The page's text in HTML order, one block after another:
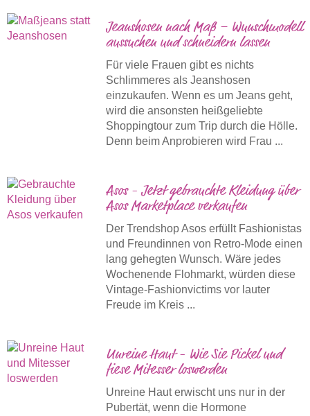
Jeanshosen nach Maß – Wunschmodell
aussuchen und schneidern lassen
Für viele Frauen gibt es nichts
Schlimmeres als Jeanshosen
einzukaufen. Wenn es um Jeans geht,
wird die ansonsten heißgeliebte
Shoppingtour zum Trip durch die Hölle.
Denn beim Anprobieren wird Frau ...
Asos - Jetzt gebrauchte Kleidung über
Asos Marketplace verkaufen
Der Trendshop Asos erfüllt Fashionistas
und Freundinnen von Retro-Mode einen
lang gehegten Wunsch. Wäre jedes
Wochenende Flohmarkt, würden diese
Vintage-Fashionvictims vor lauter
Freude im Kreis ...
Unreine Haut - Wie Sie Pickel und
fiese Mitesser loswerden
Unreine Haut erwischt uns nur in der
Pubertät, wenn die Hormone